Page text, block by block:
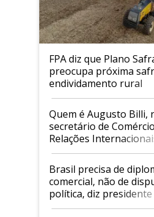
FPA diz que Plano
preocupa próxima
endividamento rural
Quem é Augusto Billi,
secretário de
Relações
Mapa
Brasil precisa de
comercial, não de
política, diz presidente
Faesp